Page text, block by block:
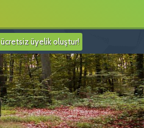
ücretsiz üyelik oluştur!